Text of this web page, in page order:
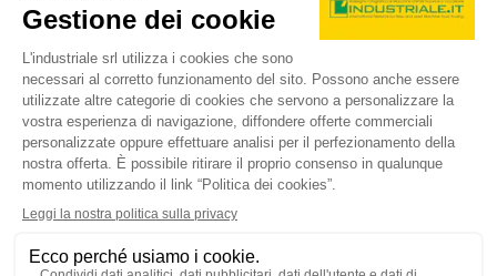
Via Carlo Dolci, 32
20148 Milano (MI)
Italy
Registro Imprese
Iscrizione R.I.: 12212870153
REA: MI-1539011
Capitale sociale: Euro 10.400,00 i.v.
Contatti
info@industriale.it
PEC:industriale@pec.industriale.it